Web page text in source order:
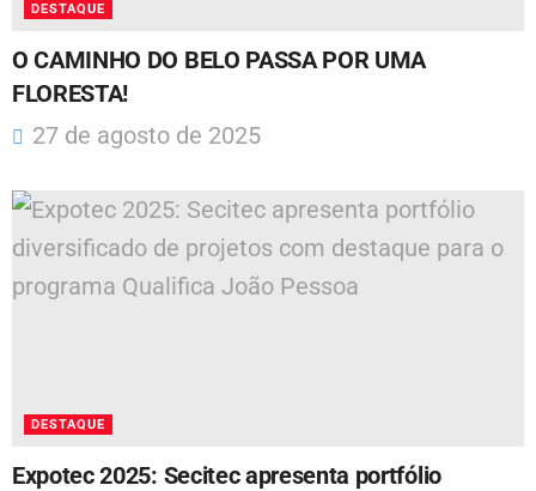
DESTAQUE
O CAMINHO DO BELO PASSA POR UMA
FLORESTA!
27 de agosto de 2025
DESTAQUE
Expotec 2025: Secitec apresenta portfólio